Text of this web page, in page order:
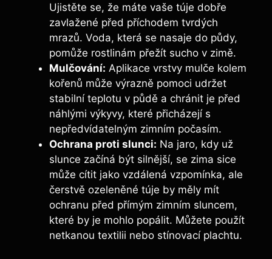
Ujistěte se, že máte vaše túje dobře
zavlažené před příchodem tvrdých
mrazů. Voda, která se nasaje do půdy,
pomůže rostlinám přežít sucho v zimě.
Mulčování: Aplikace vrstvy mulče kolem
kořenů může výrazně pomoci udržet
stabilní teplotu v půdě a chránit je před
náhlými výkyvy, které přicházejí s
nepředvídatelným zimním počasím.
Ochrana proti slunci: Na jaro, kdy už
slunce začíná být silnější, se zima sice
může cítit jako vzdálená vzpomínka, ale
čerstvě ozeleněné túje by měly mít
ochranu před přímým zimním sluncem,
které by je mohlo popálit. Můžete použít
netkanou textilii nebo stínovací plachtu.